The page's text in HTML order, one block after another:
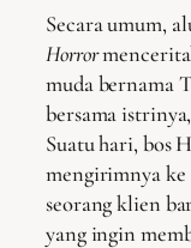
Secara umum,
Horror
muda bernama
bersama
Suatu hari, bos
mengirimnya
seorang klien
yang ingin